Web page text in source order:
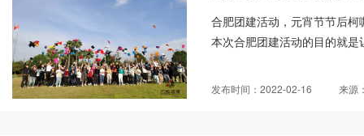
合肥团建活动，元宵节节后
本次合肥团建活动的目的就
发布时间：2022-02-16 来源